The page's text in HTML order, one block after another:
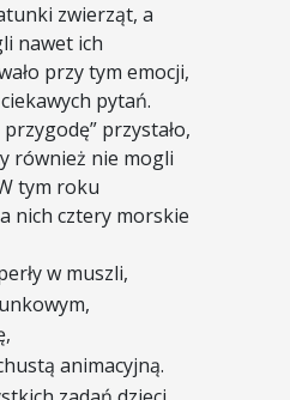
zwierząt, a
nawet ich
przy tym emocji,
pytań.
przystało,
również nie mogli
tym roku
nich cztery morskie
w muszli,
animacyjną.